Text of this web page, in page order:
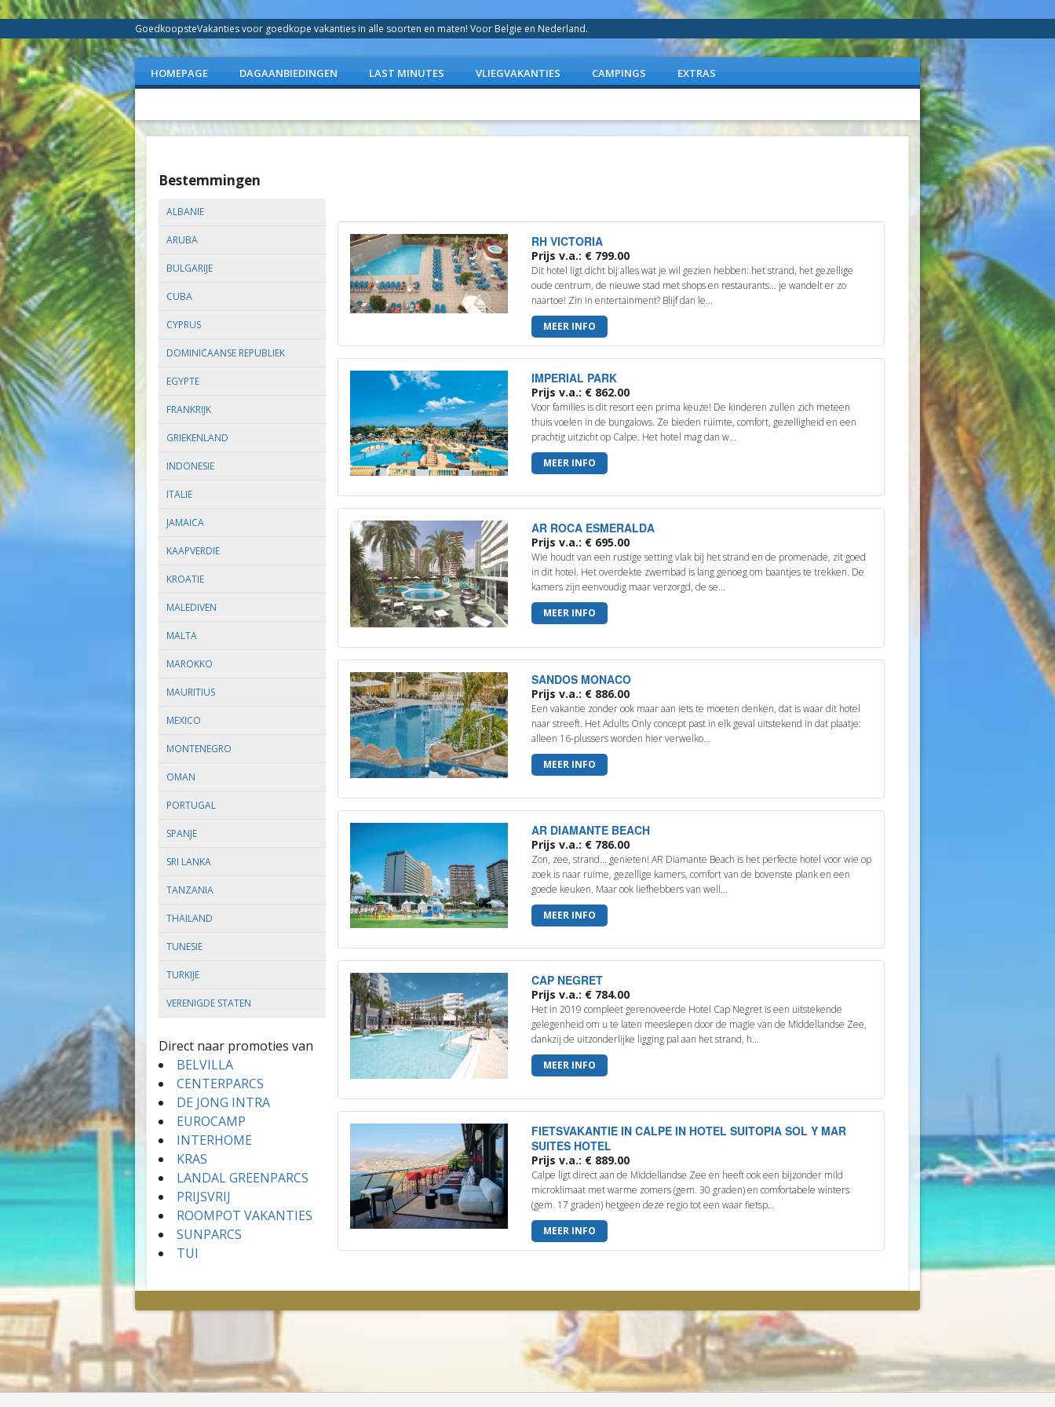
GoedkoopsteVakanties voor goedkope vakanties in alle soorten en maten! Voor Belgie en Nederland.
HOMEPAGE DAGAANBIEDINGEN LAST MINUTES VLIEGVAKANTIES CAMPINGS EXTRAS
Bestemmingen
ALBANIE
ARUBA
BULGARIJE
CUBA
CYPRUS
DOMINICAANSE REPUBLIEK
EGYPTE
FRANKRIJK
GRIEKENLAND
INDONESIE
ITALIE
JAMAICA
KAAPVERDIE
KROATIE
MALEDIVEN
MALTA
MAROKKO
MAURITIUS
MEXICO
MONTENEGRO
OMAN
PORTUGAL
SPANJE
SRI LANKA
TANZANIA
THAILAND
TUNESIE
TURKIJE
VERENIGDE STATEN
Direct naar promoties van
BELVILLA
CENTERPARCS
DE JONG INTRA
EUROCAMP
INTERHOME
KRAS
LANDAL GREENPARCS
PRIJSVRIJ
ROOMPOT VAKANTIES
SUNPARCS
TUI
RH VICTORIA
Prijs v.a.: € 799.00
Dit hotel ligt dicht bij alles wat je wil gezien hebben: het strand, het gezellige
oude centrum, de nieuwe stad met shops en restaurants... je wandelt er zo
naartoe! Zin in entertainment? Blijf dan le...
MEER INFO
IMPERIAL PARK
Prijs v.a.: € 862.00
Voor families is dit resort een prima keuze! De kinderen zullen zich meteen
thuis voelen in de bungalows. Ze bieden ruimte, comfort, gezelligheid en een
prachtig uitzicht op Calpe. Het hotel mag dan w...
MEER INFO
AR ROCA ESMERALDA
Prijs v.a.: € 695.00
Wie houdt van een rustige setting vlak bij het strand en de promenade, zit goed
in dit hotel. Het overdekte zwembad is lang genoeg om baantjes te trekken. De
kamers zijn eenvoudig maar verzorgd, de se...
MEER INFO
SANDOS MONACO
Prijs v.a.: € 886.00
Een vakantie zonder ook maar aan iets te moeten denken, dat is waar dit hotel
naar streeft. Het Adults Only concept past in elk geval uitstekend in dat plaatje:
alleen 16-plussers worden hier verwelko...
MEER INFO
AR DIAMANTE BEACH
Prijs v.a.: € 786.00
Zon, zee, strand... genieten! AR Diamante Beach is het perfecte hotel voor wie op
zoek is naar ruime, gezellige kamers, comfort van de bovenste plank en een
goede keuken. Maar ook liefhebbers van well...
MEER INFO
CAP NEGRET
Prijs v.a.: € 784.00
Het in 2019 compleet gerenoveerde Hotel Cap Negret is een uitstekende
gelegenheid om u te laten meeslepen door de magie van de Middellandse Zee,
dankzij de uitzonderlijke ligging pal aan het strand, h...
MEER INFO
FIETSVAKANTIE IN CALPE IN HOTEL SUITOPIA SOL Y MAR
SUITES HOTEL
Prijs v.a.: € 889.00
Calpe ligt direct aan de Middellandse Zee en heeft ook een bijzonder mild
microklimaat met warme zomers (gem. 30 graden) en comfortabele winters
(gem. 17 graden) hetgeen deze regio tot een waar fietsp...
MEER INFO